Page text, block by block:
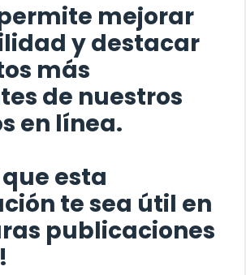
mejorar
y destacar
más
de nuestros
en línea.
que esta
te sea útil en
publicaciones